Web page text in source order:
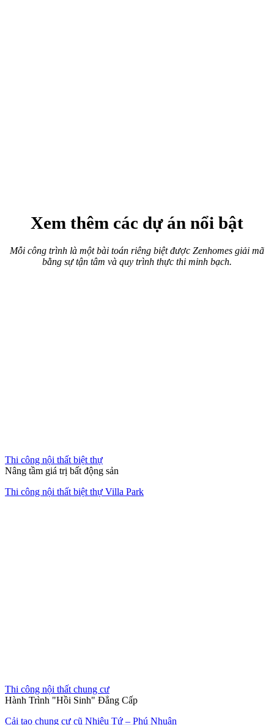
Xem thêm các dự án nổi bật
Mỗi công trình là một bài toán riêng biệt được Zenhomes giải mã
bằng sự tận tâm và quy trình thực thi minh bạch.
Thi công nội thất biệt thự
Nâng tầm giá trị bất động sản
Thi công nội thất biệt thự Villa Park
Thi công nội thất chung cư
Hành Trình "Hồi Sinh" Đẳng Cấp
Cải tạo chung cư cũ Nhiêu Tứ – Phú Nhuận